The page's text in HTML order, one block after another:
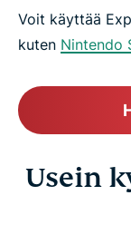
Voit käyttää
kuten Nintendo
Usein